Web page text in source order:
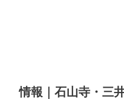
情報｜石山寺・三